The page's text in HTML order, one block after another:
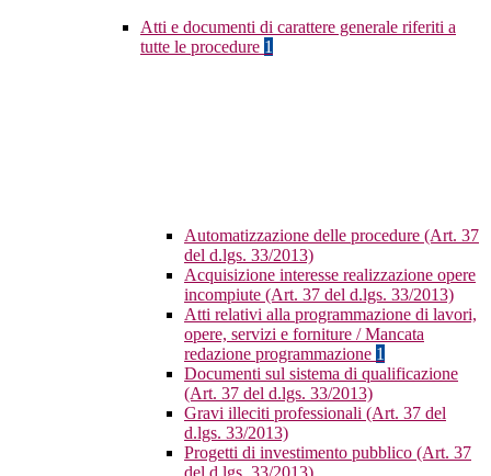
Atti e documenti di carattere generale riferiti a
tutte le procedure 1
Automatizzazione delle procedure (Art. 37
del d.lgs. 33/2013)
Acquisizione interesse realizzazione opere
incompiute (Art. 37 del d.lgs. 33/2013)
Atti relativi alla programmazione di lavori,
opere, servizi e forniture / Mancata
redazione programmazione 1
Documenti sul sistema di qualificazione
(Art. 37 del d.lgs. 33/2013)
Gravi illeciti professionali (Art. 37 del
d.lgs. 33/2013)
Progetti di investimento pubblico (Art. 37